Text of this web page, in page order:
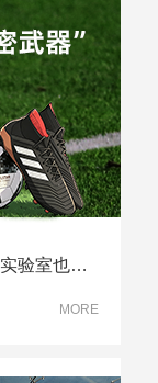
世界杯战靴背后的“秘密武器”，你的实验室也能拥有！
MORE